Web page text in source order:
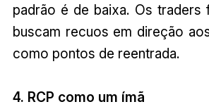
padrão é de baixa. Os traders
buscam recuos em direção
como pontos de reentrada.
4. RCP como um ímã